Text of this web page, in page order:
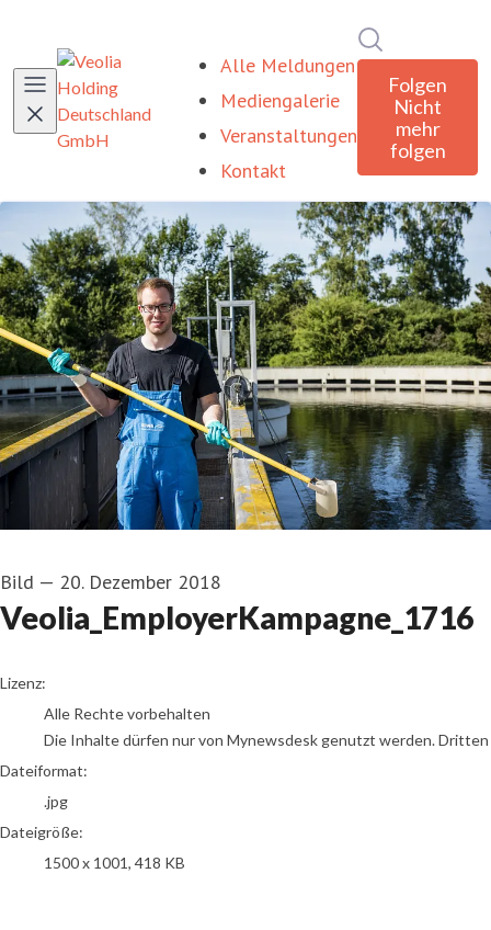
Alle Meldungen
Mediengalerie
Veranstaltungen
Kontakt
Folgen
Nicht
mehr
folgen
Bild — 20. Dezember 2018
Veolia_EmployerKampagne_1716
go to media item
Lizenz:
Alle Rechte vorbehalten
Die Inhalte dürfen nur von Mynewsdesk genutzt werden.
Dateiformat:
.jpg
Dateigröße:
1500 x 1001, 418 KB